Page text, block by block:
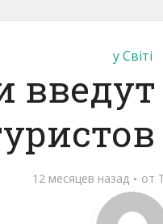
у Світі
12 месяцев назад от